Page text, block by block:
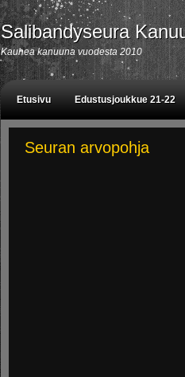
Salibandyseura
Kauhea kanuuna vuodesta 2010
Etusivu Edustusjoukkue 21-22
Seuran arvopohja